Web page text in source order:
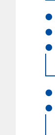
●
●
●
●
●